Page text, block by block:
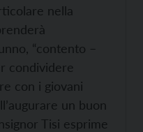
nella
“contento –
condividere
con i giovani
un buon
Tisi esprime